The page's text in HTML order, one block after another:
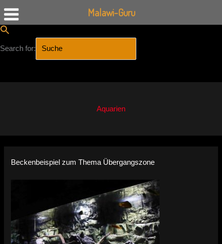
Search for:
Aquarien
Beckenbeispiel zum Thema Übergangszone
Malawi-Guru